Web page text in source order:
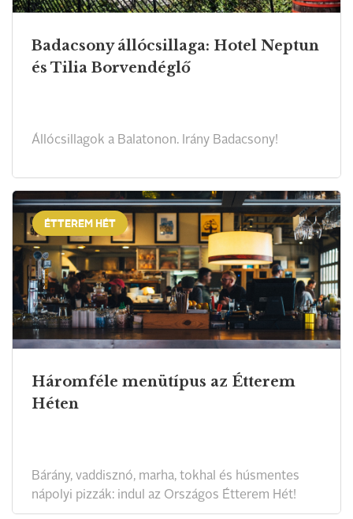
Badacsony állócsillaga: Hotel Neptun
és Tilia Borvendéglő
Állócsillagok a Balatonon. Irány Badacsony!
ÉTTEREM HÉT
Háromféle menütípus az Étterem
Héten
Bárány, vaddisznó, marha, tokhal és húsmentes
nápolyi pizzák: indul az Országos Étterem Hét!